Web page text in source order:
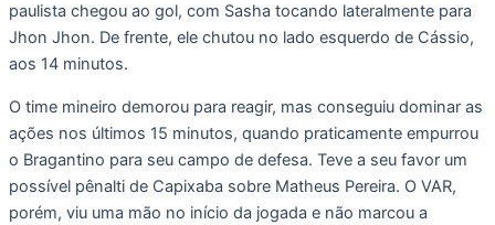
paulista chegou ao gol, com Sasha tocando lateralmente para
Jhon Jhon. De frente, ele chutou no lado esquerdo de Cássio,
aos 14 minutos.
O time mineiro demorou para reagir, mas conseguiu dominar as
ações nos últimos 15 minutos, quando praticamente empurrou
o Bragantino para seu campo de defesa. Teve a seu favor um
possível pênalti de Capixaba sobre Matheus Pereira. O VAR,
porém, viu uma mão no início da jogada e não marcou a